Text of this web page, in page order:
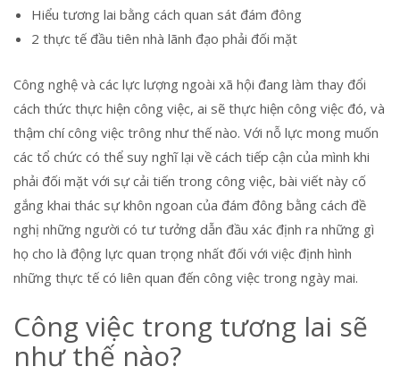
Hiểu tương lai bằng cách quan sát đám đông
2 thực tế đầu tiên nhà lãnh đạo phải đối mặt
Công nghệ và các lực lượng ngoài xã hội đang làm thay đổi
cách thức thực hiện công việc, ai sẽ thực hiện công việc đó, và
thậm chí công việc trông như thế nào. Với nỗ lực mong muốn
các tổ chức có thể suy nghĩ lại về cách tiếp cận của mình khi
phải đối mặt với sự cải tiến trong công việc, bài viết này cố
gắng khai thác sự khôn ngoan của đám đông bằng cách đề
nghị những người có tư tưởng dẫn đầu xác định ra những gì
họ cho là động lực quan trọng nhất đối với việc định hình
những thực tế có liên quan đến công việc trong ngày mai.
Công việc trong tương lai sẽ
như thế nào?